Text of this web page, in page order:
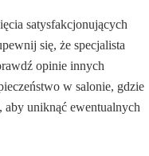
satysfakcjonujących
się, że specjalista
opinie innych
w salonie, gdzie
uniknąć ewentualnych